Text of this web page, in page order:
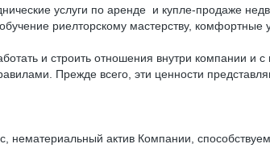
услуги по аренде и купле-продаже
риелторскому мастерству, комфортные
и строить отношения внутри компании и
Прежде всего, эти ценности
нематериальный актив Компании,